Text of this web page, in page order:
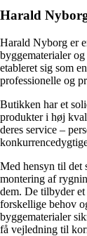
Harald
Harald Nyborg er
byggematerialer
etableret sig som
professionelle og
Butikken har et
produkter i høj
deres service –
Med hensyn til det
montering af
dem. De tilbyder
forskellige behov
byggematerialer
få vejledning til